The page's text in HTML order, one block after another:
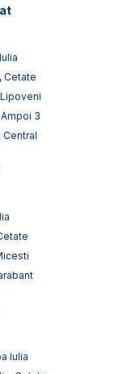
Cetate
3
Central
Iulia